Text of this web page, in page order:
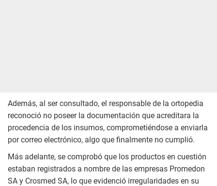
Además, al ser consultado, el responsable de la ortopedia
reconoció no poseer la documentación que acreditara la
procedencia de los insumos, comprometiéndose a enviarla
por correo electrónico, algo que finalmente no cumplió.
Más adelante, se comprobó que los productos en cuestión
estaban registrados a nombre de las empresas Promedon
SA y Crosmed SA, lo que evidenció irregularidades en su